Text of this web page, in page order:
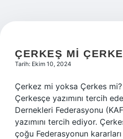
ÇERKEŞ MI
Tarih: Ekim 10, 2024
Çerkez mi yoksa Çerkes
Çerkesçe yazımını tercih
Dernekleri Federasyonu
yazımını tercih ediyor.
çoğu Federasyonun